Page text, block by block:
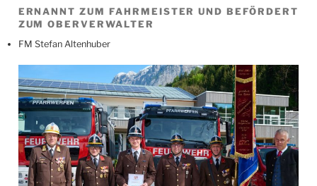
ERNANNT ZUM FAHRMEISTER UND BEFÖRDERT
ZUM OBERVERWALTER
FM Stefan Altenhuber